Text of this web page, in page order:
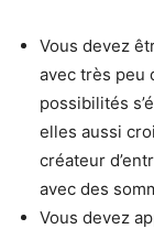
Vous devez
avec très peu
possibilités
elles aussi
créateur
avec des
Vous devez